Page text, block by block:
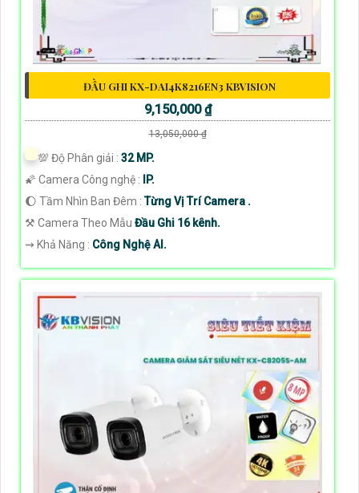
ĐẦU GHI KX-DAI4K8216EN3 KBVISION
9,150,000 ₫
13,050,000 ₫
💯 Độ Phân giải : 32 MP.
🌠 Camera Công nghệ :
IP.
🌔 Tầm Nhìn Ban Đêm :Từng Vị Trí Camera .
⚒ Camera Theo Mẫu Đầu Ghi 16 kênh.
️⇝ Khả Năng : Công Nghệ AI.